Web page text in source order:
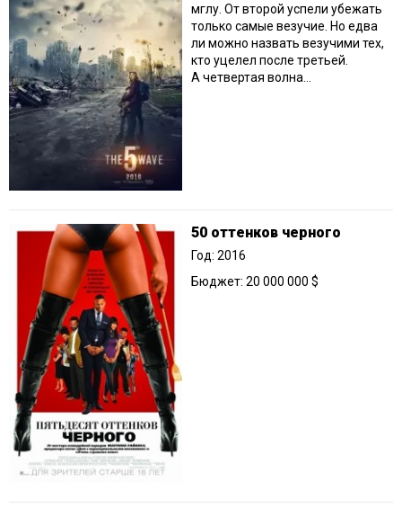
мглу. От второй успели убежать
только самые везучие. Но едва
ли можно назвать везучими тех,
кто уцелел после третьей.
А четвертая волна...
50 оттенков черного
Год: 2016
Бюджет: 20 000 000 $